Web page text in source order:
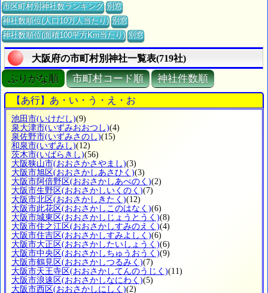
市区町村別神社数ランキング 別窓
神社数順位(人口10万人当たり) 別窓
神社数順位(面積100平方Km当たり) 別窓
大阪府の市町村別神社一覧表(719社)
ぶりがな順 市町村コード順 神社件数順
【あ行】あ・い・う・え・お
池田市(いけだし)(9)
泉大津市(いずみおおつし)(4)
泉佐野市(いずみさのし)(15)
和泉市(いずみし)(12)
茨木市(いばらきし)(56)
大阪狭山市(おおさかさやまし)(3)
大阪市旭区(おおさかしあさひく)(3)
大阪市阿倍野区(おおさかしあべのく)(2)
大阪市生野区(おおさかしいくのく)(7)
大阪市北区(おおさかしきたく)(12)
大阪市此花区(おおさかしこのはなく)(6)
大阪市城東区(おおさかしじょうとうく)(8)
大阪市住之江区(おおさかしすみのえく)(4)
大阪市住吉区(おおさかしすみよしく)(6)
大阪市大正区(おおさかしたいしょうく)(6)
大阪市中央区(おおさかしちゅうおうく)(9)
大阪市鶴見区(おおさかしつるみく)(7)
大阪市天王寺区(おおさかしてんのうじく)(11)
大阪市浪速区(おおさかしなにわく)(5)
大阪市西区(おおさかしにしく)(2)